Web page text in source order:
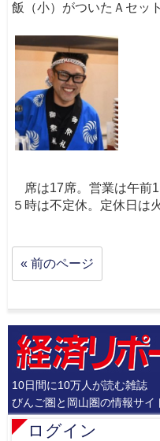
飯（小）がついたＡセッ
席は17席。営業は午前
５時は不定休。定休日は
« 前のページ
10日間に10万人が読む雑誌
びんご圏と岡山圏の情報サイ
ログイン